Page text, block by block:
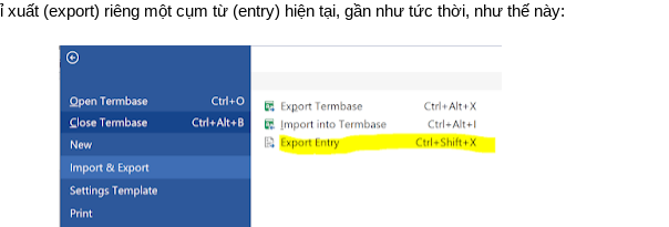
xuất (export) riêng một cụm từ (entry) hiện tại, gần như tức thời, như thế này: